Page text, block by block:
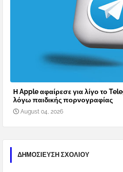
Η Apple αφαίρεσε για λίγο το
λόγω παιδικής πορνογραφίας
August 04, 2026
ΔΗΜΟΣΊΕΥΣΗ ΣΧΟΛΊΟΥ